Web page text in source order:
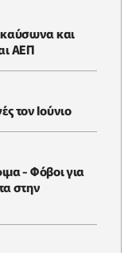
καύσωνα και
ΑΕΠ
τον Ιούνιο
- Φόβοι για
στην